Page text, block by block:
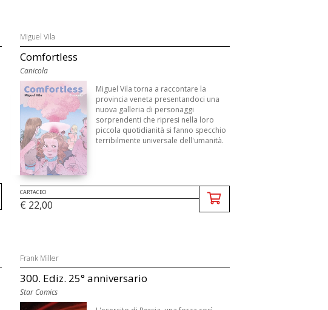
Miguel Vila
Comfortless
Canicola
Miguel Vila torna a raccontare la
provincia veneta presentandoci una
nuova galleria di personaggi
sorprendenti che ripresi nella loro
piccola quotidianità si fanno specchio
terribilmente universale dell'umanità.
CARTACEO
€ 22,00
Frank Miller
300. Ediz. 25° anniversario
Star Comics